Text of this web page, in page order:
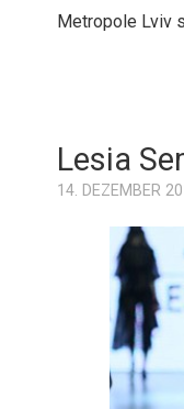
Metropole Lviv
Lesia
14. DEZEMBER